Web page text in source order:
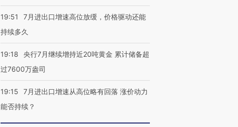
19:51
7月进出口增速高位放缓，价格驱动还能
持续多久
19:18
央行7月继续增持近20吨黄金 累计储备超
过7600万盎司
19:15
7月进出口增速从高位略有回落 涨价动力
能否持续？